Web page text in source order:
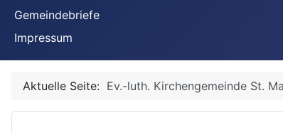
Gemeindebriefe
Impressum
Aktuelle Seite: Ev.-luth. Kirchengemeinde St.